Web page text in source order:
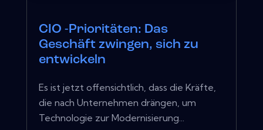
CIO -Prioritäten: Das
Geschäft zwingen, sich zu
entwickeln
Es ist jetzt offensichtlich, dass die Kräfte,
die nach Unternehmen drängen, um
Technologie zur Modernisierung...